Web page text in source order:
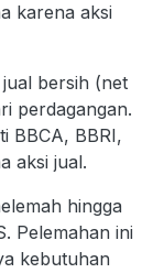
karena aksi
bersih (net
perdagangan.
BBCA, BBRI,
aksi jual.
hingga
Pelemahan ini
kebutuhan